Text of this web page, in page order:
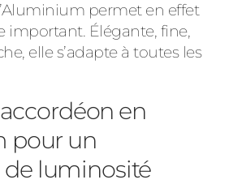
permet en effet
important. Élégante, fine,
elle s’adapte à toutes les
en
pour un
luminosité